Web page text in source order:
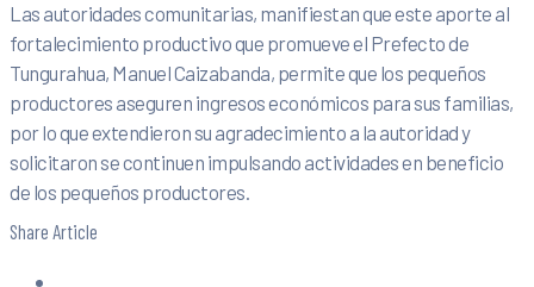
Las autoridades comunitarias, manifiestan que este aporte al
fortalecimiento productivo que promueve el Prefecto de
Tungurahua, Manuel Caizabanda, permite que los pequeños
productores aseguren ingresos económicos para sus familias,
por lo que extendieron su agradecimiento a la autoridad y
solicitaron se continuen impulsando actividades en beneficio
de los pequeños productores.
Share Article